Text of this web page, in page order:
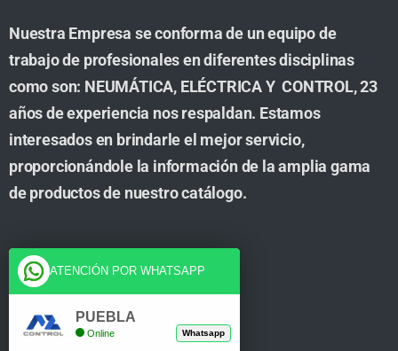
Nuestra Empresa se conforma de un equipo de
trabajo de profesionales en diferentes disciplinas
como son: NEUMÁTICA, ELÉCTRICA Y CONTROL, 23
años de experiencia nos respaldan. Estamos
interesados en brindarle el mejor servicio,
proporcionándole la información de la amplia gama
de productos de nuestro catálogo.
Cuenta
Tienda
ATENCIÓN POR WHATSAPP
PUEBLA
Online Whatsapp